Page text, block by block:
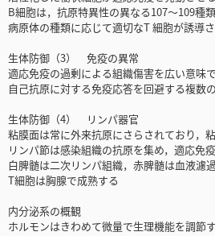
B細胞は，抗原特異性の異なる107～109種
病原体の種類に応じて適切なT 細胞が誘導
生体防御（3） 免疫の異常
適応免疫の過剰による組織傷害を広い意味
自己抗原に対する免疫応答を回避する複数
生体防御（4） リンパ器官
粘膜面は常に外来抗原にさらされており，
リンパ節は感染組織の抗原を集め，適応免
白脾髄は二次リンパ組織，赤脾髄は血液濾
T細胞は胸腺で成熟する
内分泌系の概観
ホルモンはきわめて微量で生理機能を調節